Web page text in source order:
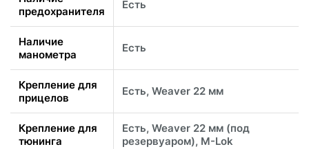
предохранителя
Есть
Наличие
манометра
Есть
Крепление для
прицелов
Есть, Weaver 22 мм
Крепление для
тюнинга
Есть, Weaver 22 мм (под
резервуаром), M-Lok